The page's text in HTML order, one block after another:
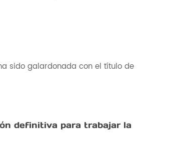
sido galardonada con el título de
definitiva para trabajar la